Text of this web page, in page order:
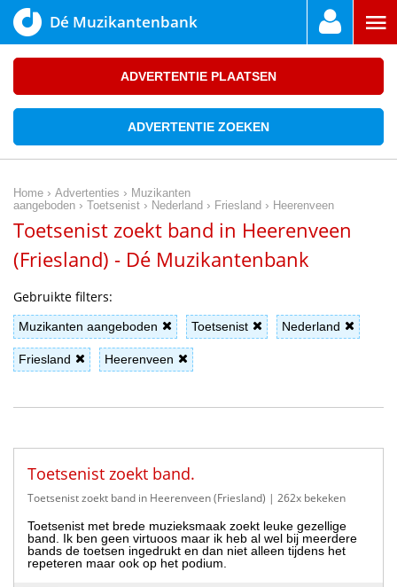
Dé Muzikantenbank
ADVERTENTIE PLAATSEN
ADVERTENTIE ZOEKEN
Home › Advertenties › Muzikanten
aangeboden › Toetsenist › Nederland › Friesland › Heerenveen
Toetsenist zoekt band in Heerenveen
(Friesland) - Dé Muzikantenbank
Gebruikte filters:
Muzikanten aangeboden Toetsenist Nederland
Friesland Heerenveen
Toetsenist zoekt band.
Toetsenist zoekt band in Heerenveen (Friesland) | 262x bekeken
Toetsenist met brede muzieksmaak zoekt leuke gezellige
band. Ik ben geen virtuoos maar ik heb al wel bij meerdere
bands de toetsen ingedrukt en dan niet alleen tijdens het
repeteren maar ook op het podium.